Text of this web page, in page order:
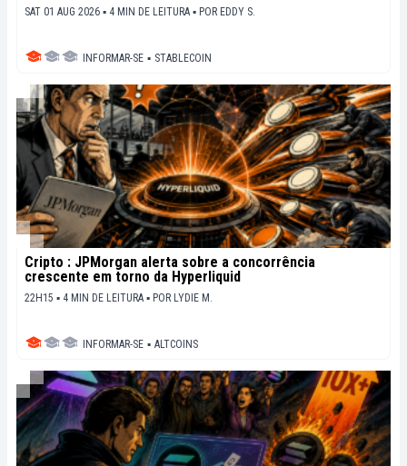
SAT 01 AUG 2026 ▪ 4 MIN DE LEITURA ▪ POR EDDY S.
INFORMAR-SE ▪ STABLECOIN
Cripto : JPMorgan alerta sobre a concorrência
crescente em torno da Hyperliquid
22H15 ▪ 4 MIN DE LEITURA ▪ POR LYDIE M.
INFORMAR-SE ▪ ALTCOINS